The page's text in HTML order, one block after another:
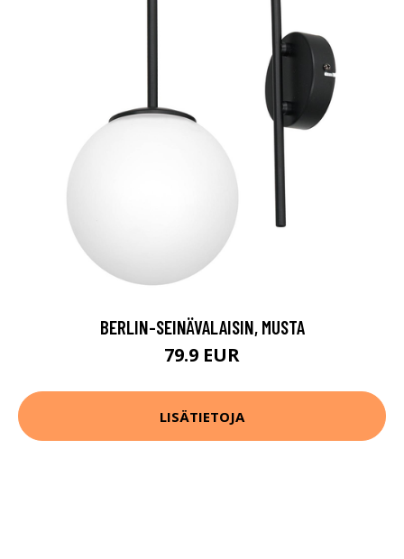
BERLIN-SEINÄVALAISIN, MUSTA
79.9 EUR
LISÄTIETOJA